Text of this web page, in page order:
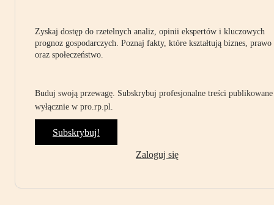
Zyskaj dostęp do rzetelnych analiz, opinii ekspertów i kluczowych
prognoz gospodarczych. Poznaj fakty, które kształtują biznes, prawo
oraz społeczeństwo.
Buduj swoją przewagę. Subskrybuj profesjonalne treści publikowane
wyłącznie w pro.rp.pl.
Subskrybuj!
Zaloguj się